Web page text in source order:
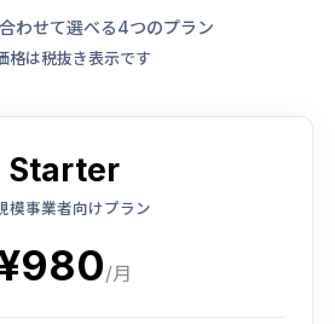
わせて選べる4つのプラン
格は税抜き表示です
Starter
模事業者向けプラン
/月